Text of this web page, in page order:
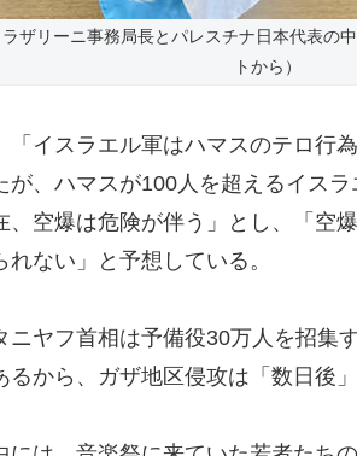
ザリーニ事務局長とパレスチナ日本代表の
トから）
「イスラエル軍はハマスのテロ行
が、ハマスが100人を超えるイス
、空爆は危険が伴う」とし、「空
ない」と予想している。
ニヤフ首相は予備役30万人を招集
るから、ガザ地区侵攻は「数日後